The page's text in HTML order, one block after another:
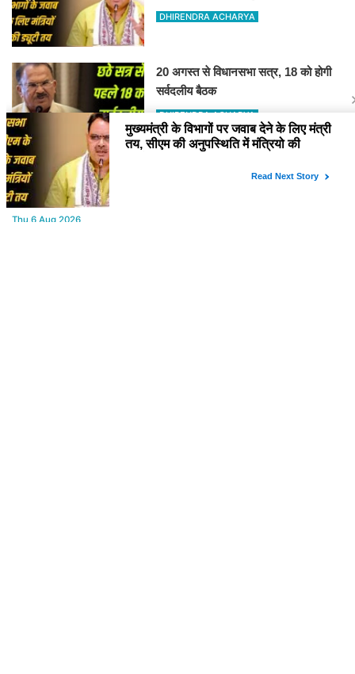
जिम्मेवारी तय
DHIRENDRA ACHARYA
20 अगस्त से विधानसभा सत्र, 18 को होगी
सर्वदलीय बैठक
DHIRENDRA ACHARYA
Thu,6 Aug 2026